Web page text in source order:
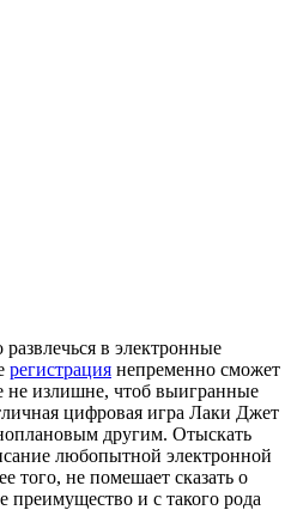
в электронные
регистрация непременно сможет
не излишне, чтоб выигранные
цифровая игра Лаки Джет
другим. Отыскать
любопытной электронной
не помешает сказать о
и с такого рода